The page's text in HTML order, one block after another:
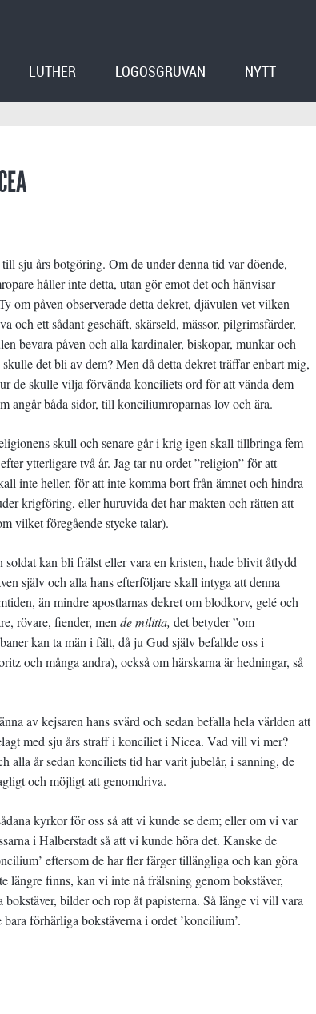
LUTHER LOGOSGRUVAN NYTT
sju års botgöring. Om de under denna tid var döende,
håller inte detta, utan gör emot det och hänvisar
om påven observerade detta dekret, djävulen vet vilken
och ett sådant geschäft, skärseld, mässor, pilgrimsfärder,
bevara påven och alla kardinaler, biskopar, munkar och
det bli av dem? Men då detta dekret träffar enbart mig,
de skulle vilja förvända konciliets ord för att vända dem
angår båda sidor, till konciliumroparnas lov och ära.
skull och senare går i krig igen skall tillbringa fem
ytterligare två år. Jag tar nu ordet ”religion” för att
inte heller, för att inte komma bort från ämnet och hindra
krigföring, eller huruvida det har makten och rätten att
vilket föregående stycke talar).
kan bli frälst eller vara en kristen, hade blivit åtlydd
själv och alla hans efterföljare skall intyga att denna
än mindre apostlarnas dekret om blodkorv, gelé och
rövare, fiender, men de militia, det betyder ”om
kan ta män i fält, då ju Gud själv befallde oss i
och många andra), också om härskarna är hedningar, så
av kejsaren hans svärd och sedan befalla hela världen att
med sju års straff i konciliet i Nicea. Vad vill vi mer?
alla år sedan konciliets tid har varit jubelår, i sanning, de
och möjligt att genomdriva.
kyrkor för oss så att vi kunde se dem; eller om vi var
i Halberstadt så att vi kunde höra det. Kanske de
eftersom de har fler färger tillängliga och kan göra
längre finns, kan vi inte nå frälsning genom bokstäver,
bilder och rop åt papisterna. Så länge vi vill vara
förhärliga bokstäverna i ordet ’koncilium’.